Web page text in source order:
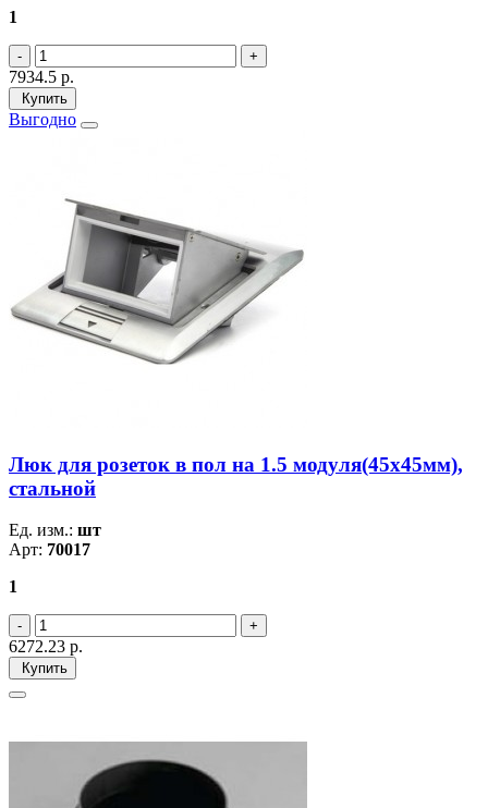
1
7934.5 р.
Купить
Выгодно
Люк для розеток в пол на 1.5 модуля(45х45мм),
стальной
Ед. изм.: шт
Арт: 70017
1
6272.23 р.
Купить